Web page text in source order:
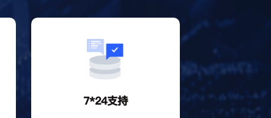
7*24支持